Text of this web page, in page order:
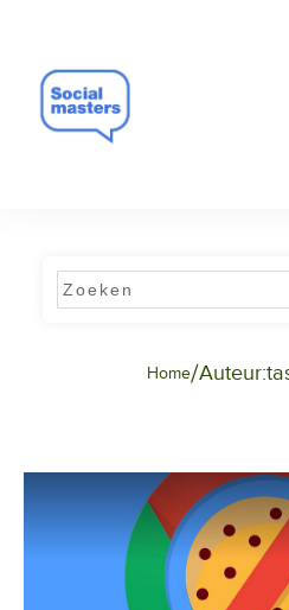
Home/Auteur: